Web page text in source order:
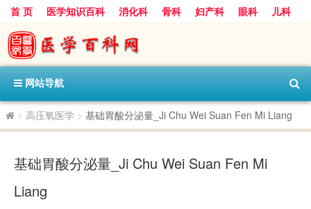
首 页 医学知识百科 消化科 骨科 妇产科 眼科
儿科
心血管病科
呼吸科 神经科
内分泌科
口腔科
网站导航
> 高压氧医学 > 基础胃酸分泌量_Ji Chu Wei Suan Fen Mi Liang
基础胃酸分泌量_Ji Chu Wei Suan Fen Mi
Liang